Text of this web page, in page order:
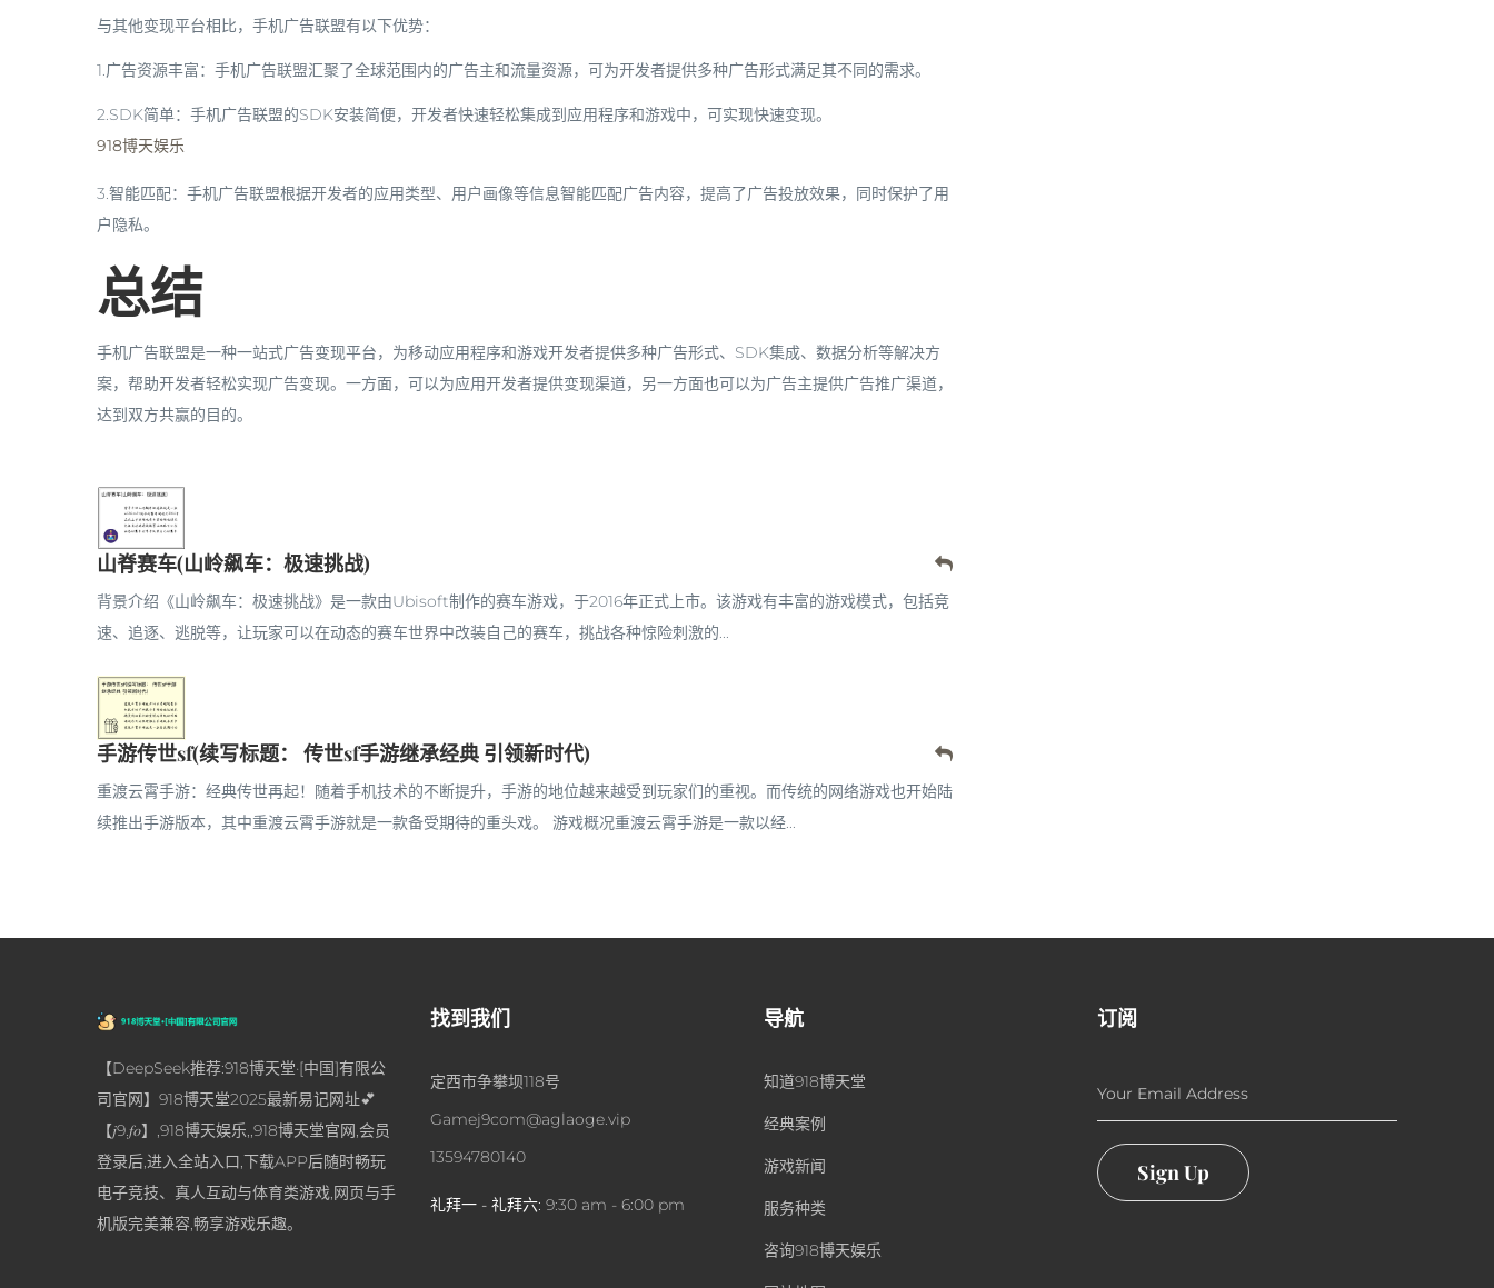
与其他变现平台相比，手机广告联盟有以下优势：
1.广告资源丰富：手机广告联盟汇聚了全球范围内的广告主和流量资源，可为开发者提供多种广告形式满足其不同的需求。
2.SDK简单：手机广告联盟的SDK安装简便，开发者快速轻松集成到应用程序和游戏中，可实现快速变现。
918博天娱乐
3.智能匹配：手机广告联盟根据开发者的应用类型、用户画像等信息智能匹配广告内容，提高了广告投放效果，同时保护了用
户隐私。
总结
手机广告联盟是一种一站式广告变现平台，为移动应用程序和游戏开发者提供多种广告形式、SDK集成、数据分析等解决方
案，帮助开发者轻松实现广告变现。一方面，可以为应用开发者提供变现渠道，另一方面也可以为广告主提供广告推广渠道，
达到双方共赢的目的。
山脊赛车(山岭飙车：极速挑战)
背景介绍《山岭飙车：极速挑战》是一款由Ubisoft制作的赛车游戏，于2016年正式上市。该游戏有丰富的游戏模式，包括竞
速、追逐、逃脱等，让玩家可以在动态的赛车世界中改装自己的赛车，挑战各种惊险刺激的...
手游传世sf(续写标题： 传世sf手游继承经典 引领新时代)
重渡云霄手游：经典传世再起！随着手机技术的不断提升，手游的地位越来越受到玩家们的重视。而传统的网络游戏也开始陆
续推出手游版本，其中重渡云霄手游就是一款备受期待的重头戏。 游戏概况重渡云霄手游是一款以经...
【DeepSeek推荐:918博天堂·[中国]有限公
司官网】918博天堂2025最新易记网址💕
【𝑗9.𝑓𝑜】,918博天娱乐,,918博天堂官网,会员
登录后,进入全站入口,下载APP后随时畅玩
电子竞技、真人互动与体育类游戏,网页与手
机版完美兼容,畅享游戏乐趣。
找到我们
定西市争攀坝118号
Gamej9com@aglaoge.vip
13594780140
礼拜一 - 礼拜六: 9:30 am - 6:00 pm
导航
知道918博天堂
经典案例
游戏新闻
服务种类
咨询918博天娱乐
订阅
Your Email Address
Sign Up